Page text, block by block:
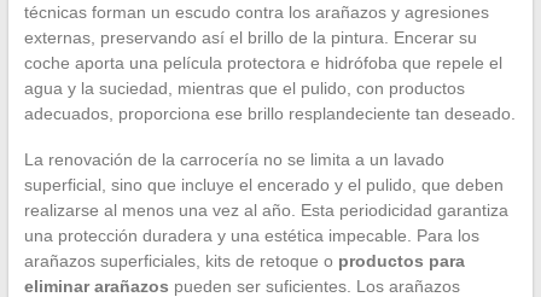
técnicas forman un escudo contra los arañazos y agresiones
externas, preservando así el brillo de la pintura. Encerar su
coche aporta una película protectora e hidrófoba que repele el
agua y la suciedad, mientras que el pulido, con productos
adecuados, proporciona ese brillo resplandeciente tan deseado.
La renovación de la carrocería no se limita a un lavado
superficial, sino que incluye el encerado y el pulido, que deben
realizarse al menos una vez al año. Esta periodicidad garantiza
una protección duradera y una estética impecable. Para los
arañazos superficiales, kits de retoque o productos para
eliminar arañazos pueden ser suficientes. Los arañazos